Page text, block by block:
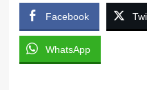
Facebook
WhatsApp